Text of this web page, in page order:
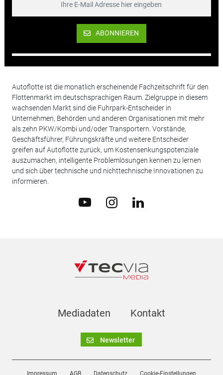
ABONNIEREN
Autoflotte ist die monatlich erscheinende Fachzeitschrift für den
Flottenmarkt im deutschsprachigen Raum. Zielgruppe in diesem
wachsenden Markt sind die Fuhrpark-Entscheider in
Unternehmen, Behörden und anderen Organisationen mit mehr
als zehn PKW/Kombi und/oder Transportern. Vorstände,
Geschäftsführer, Führungskräfte und weitere Entscheider
greifen auf Autoflotte zurück, um Kostensenkungspotenziale
auszumachen, intelligente Problemlösungen kennen zu lernen
und sich über technische und nichttechnische Innovationen zu
informieren.
Mediadaten Kontakt
Newsletter
Impressum AGB Datenschutz Cookie-Einstellungen